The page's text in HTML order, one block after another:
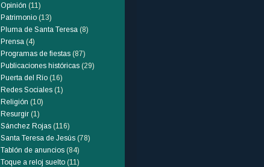
Opinión (11)
Patrimonio (13)
Pluma de Santa Teresa (8)
Prensa (4)
Programas de fiestas (87)
Publicaciones históricas (29)
Puerta del Río (16)
Redes Sociales (1)
Religión (10)
Resurgir (1)
Sánchez Rojas (116)
Santa Teresa de Jesús (78)
Tablón de anuncios (84)
Toque a reloj suelto (11)